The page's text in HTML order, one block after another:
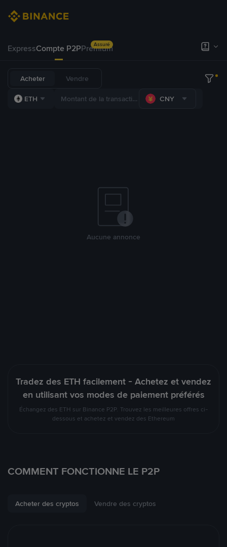
ExpressCompte P2PPremium
Assuré
Acheter Vendre
ETH CNY
Aucune annonce
Tradez des ETH facilement - Achetez et vendez
en utilisant vos modes de paiement préférés
Échangez des ETH sur Binance P2P. Trouvez les meilleures offres ci-
dessous et achetez et vendez des Ethereum
COMMENT FONCTIONNE LE P2P
Acheter des cryptos Vendre des cryptos